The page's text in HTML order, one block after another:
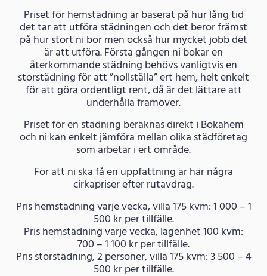
Priset för hemstädning är baserat på hur lång tid
det tar att utföra städningen och det beror främst
på hur stort ni bor men också hur mycket jobb det
är att utföra. Första gången ni bokar en
återkommande städning behövs vanligtvis en
storstädning för att ”nollställa” ert hem, helt enkelt
för att göra ordentligt rent, då är det lättare att
underhålla framöver.
Priset för en städning beräknas direkt i Bokahem
och ni kan enkelt jämföra mellan olika städföretag
som arbetar i ert område.
För att ni ska få en uppfattning är här några
cirkapriser efter rutavdrag.
Pris hemstädning varje vecka, villa 175 kvm: 1 000 – 1
500 kr per tillfälle.
Pris hemstädning varje vecka, lägenhet 100 kvm:
700 – 1 100 kr per tillfälle.
Pris storstädning, 2 personer, villa 175 kvm: 3 500 – 4
500 kr per tillfälle.